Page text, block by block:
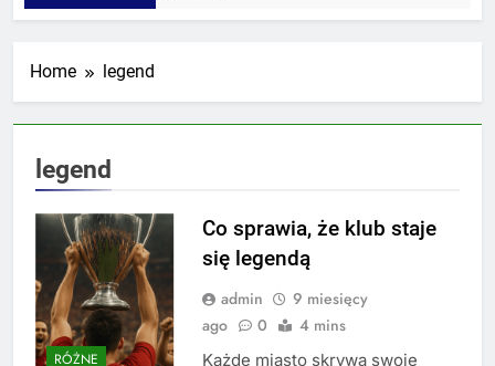
Home legend
legend
RÓŻNE
Co sprawia, że klub staje
się legendą
admin
9 miesięcy
ago
0 4 mins
Każde miasto skrywa swoje